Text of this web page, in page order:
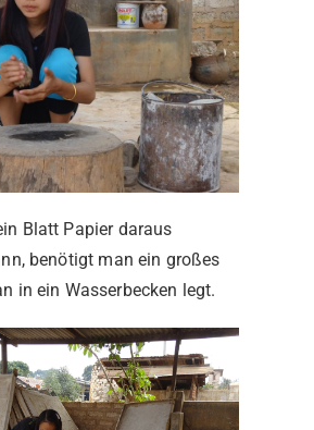
Blatt Papier daraus
benötigt man ein großes
in ein Wasserbecken legt.